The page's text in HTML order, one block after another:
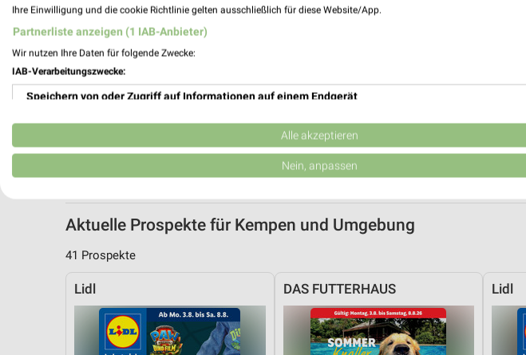
Aktuelle Prospekte für Kempen und Umgebung
41 Prospekte
Lidl DAS FUTTERHAUS Lidl
Ihre Einwilligung und die cookie Richtlinie gelten ausschließlich für diese Website/App.
Partnerliste anzeigen (1 IAB-Anbieter)
Wir nutzen Ihre Daten für folgende Zwecke:
IAB-Verarbeitungszwecke:
Speichern von oder Zugriff auf Informationen auf einem Endgerät
Verwendung reduzierter Daten zur Auswahl von Werbeanzeigen
Erstellung von Profilen für personalisierte Werbung
Erstellung von Profilen zur Personalisierung von Inhalten
Verwendung von Profilen zur Auswahl personalisierter Inhalte
Messung der Werbeleistung
Messung der Performance von Inhalten
Alle akzeptieren
Nein, anpassen